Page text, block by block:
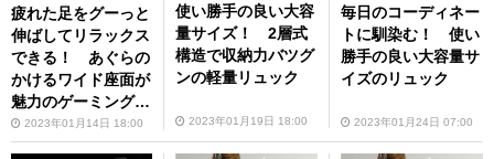
疲れた足をグーっと
伸ばしてリラックス
できる！ あぐらの
かけるワイド座面が
魅力のゲーミングチ
ェア2023年01月14日 18:00
使い勝手の良い大容
量サイズ！ 2層式
構造で収納力バツグ
ンの軽量リュック
2023年01月19日 18:00
毎日のコーディネー
トに馴染む！ 使い
勝手の良い大容量サ
イズのリュック
2023年01月24日 07:00